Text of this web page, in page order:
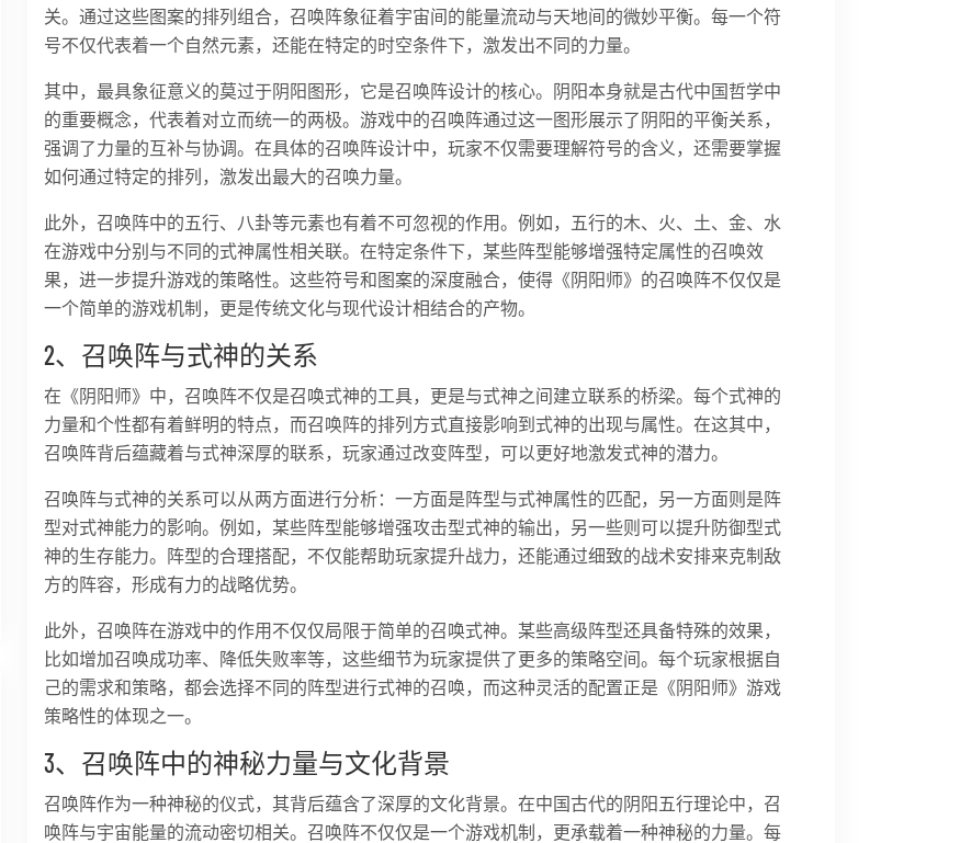
关。通过这些图案的排列组合，召唤阵象征着宇宙间的能量流动与天地间的微妙平衡。每一个符
号不仅代表着一个自然元素，还能在特定的时空条件下，激发出不同的力量。
其中，最具象征意义的莫过于阴阳图形，它是召唤阵设计的核心。阴阳本身就是古代中国哲学中
的重要概念，代表着对立而统一的两极。游戏中的召唤阵通过这一图形展示了阴阳的平衡关系，
强调了力量的互补与协调。在具体的召唤阵设计中，玩家不仅需要理解符号的含义，还需要掌握
如何通过特定的排列，激发出最大的召唤力量。
此外，召唤阵中的五行、八卦等元素也有着不可忽视的作用。例如，五行的木、火、土、金、水
在游戏中分别与不同的式神属性相关联。在特定条件下，某些阵型能够增强特定属性的召唤效
果，进一步提升游戏的策略性。这些符号和图案的深度融合，使得《阴阳师》的召唤阵不仅仅是
一个简单的游戏机制，更是传统文化与现代设计相结合的产物。
2、召唤阵与式神的关系
在《阴阳师》中，召唤阵不仅是召唤式神的工具，更是与式神之间建立联系的桥梁。每个式神的
力量和个性都有着鲜明的特点，而召唤阵的排列方式直接影响到式神的出现与属性。在这其中，
召唤阵背后蕴藏着与式神深厚的联系，玩家通过改变阵型，可以更好地激发式神的潜力。
召唤阵与式神的关系可以从两方面进行分析：一方面是阵型与式神属性的匹配，另一方面则是阵
型对式神能力的影响。例如，某些阵型能够增强攻击型式神的输出，另一些则可以提升防御型式
神的生存能力。阵型的合理搭配，不仅能帮助玩家提升战力，还能通过细致的战术安排来克制敌
方的阵容，形成有力的战略优势。
此外，召唤阵在游戏中的作用不仅仅局限于简单的召唤式神。某些高级阵型还具备特殊的效果，
比如增加召唤成功率、降低失败率等，这些细节为玩家提供了更多的策略空间。每个玩家根据自
己的需求和策略，都会选择不同的阵型进行式神的召唤，而这种灵活的配置正是《阴阳师》游戏
策略性的体现之一。
3、召唤阵中的神秘力量与文化背景
召唤阵作为一种神秘的仪式，其背后蕴含了深厚的文化背景。在中国古代的阴阳五行理论中，召
唤阵与宇宙能量的流动密切相关。召唤阵不仅仅是一个游戏机制，更承载着一种神秘的力量。每